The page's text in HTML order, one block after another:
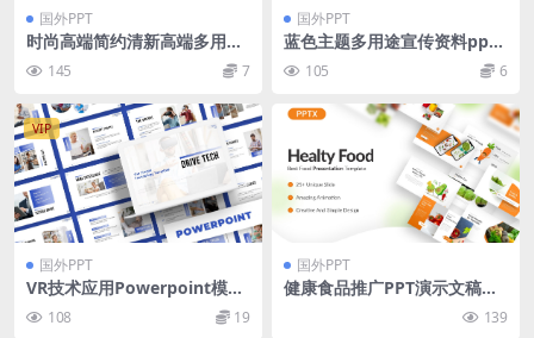
国外PPT
时尚高端简约清新高端多用途
的新孟菲斯风格powerpoint
幻灯片演示模板（pptx）
145 7
国外PPT
蓝色主题多用途宣传资料ppt
模板105 6
VIP
国外PPT
VR技术应用Powerpoint模板
下载 Drive Tech – Powerpoi
nt Template
108 19
国外PPT
健康食品推广PPT演示文稿模
板下载 Healty Food Powerp
oint Presentation Templat139